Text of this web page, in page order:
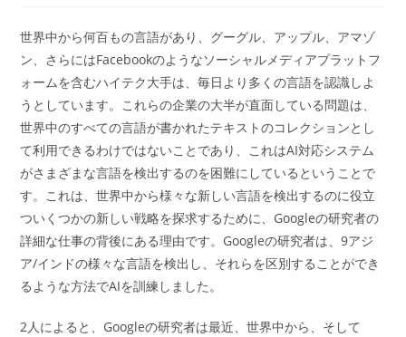
テ
ゴ
リ
ー:
世界中から何百もの言語があり、グーグル、アップル、アマゾ
ン、さらにはFacebookのようなソーシャルメディアプラットフ
ォームを含むハイテク大手は、毎日より多くの言語を認識しよ
うとしています。これらの企業の大半が直面している問題は、
世界中のすべての言語が書かれたテキストのコレクションとし
て利用できるわけではないことであり、これはAI対応システム
がさまざまな言語を検出するのを困難にしているということで
す。これは、世界中から様々な新しい言語を検出するのに役立
ついくつかの新しい戦略を探求するために、Googleの研究者の
詳細な仕事の背後にある理由です。Googleの研究者は、9アジ
ア/インドの様々な言語を検出し、それらを区別することができ
るような方法でAIを訓練しました。
2人によると、Googleの研究者は最近、世界中から、そして